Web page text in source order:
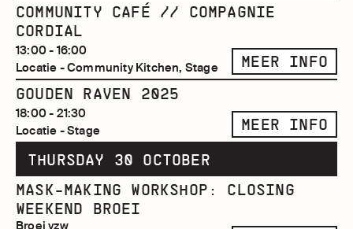
COMMUNITY CAFÉ // COMPAGNIE
CORDIAL
13:00 - 16:00
Locatie - Community Kitchen, Stage
MEER INFO
GOUDEN RAVEN 2025
18:00 - 21:30
Locatie - Stage
MEER INFO
THURSDAY 30 OCTOBER
MASK-MAKING WORKSHOP: CLOSING
WEEKEND BROEI
Broei vzw